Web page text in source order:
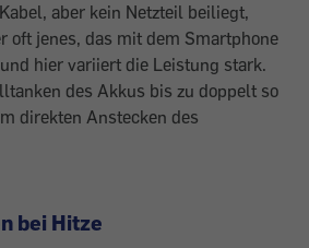
aber kein Netzteil beiliegt,
oft jenes, das mit dem Smartphone
hier variiert die Leistung stark.
des Akkus bis zu doppelt so
direkten Anstecken des
bei Hitze